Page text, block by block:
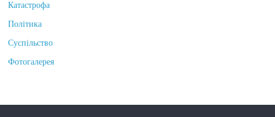
Катастрофа
Політика
Суспільство
Фотогалерея